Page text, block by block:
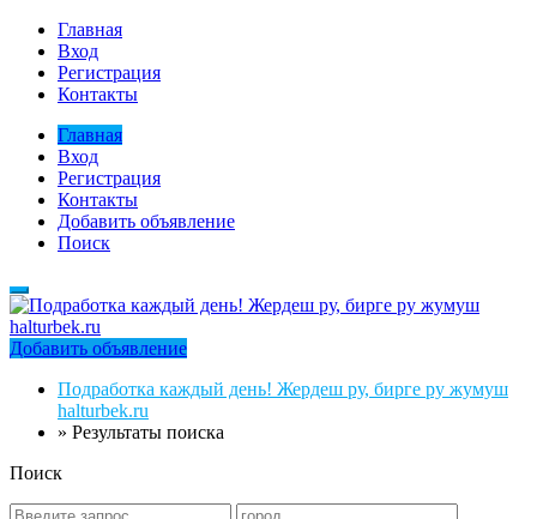
Главная
Вход
Регистрация
Контакты
Главная
Вход
Регистрация
Контакты
Добавить объявление
Поиск
Добавить объявление
Подработка каждый день! Жердеш ру, бирге ру жумуш
halturbek.ru
» Результаты поиска
Поиск